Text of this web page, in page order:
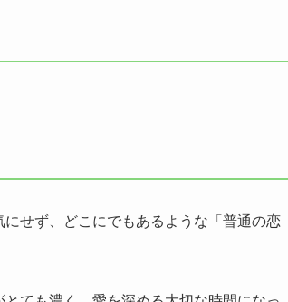
せず、どこにでもあるような「普通の恋